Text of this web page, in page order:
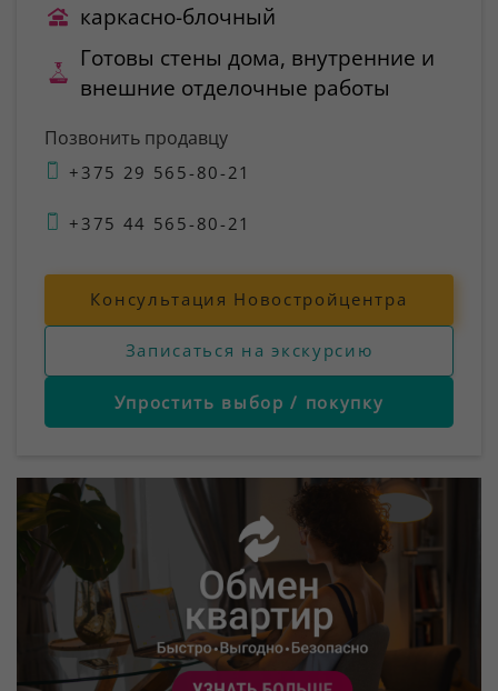
каркасно-блочный
Готовы стены дома, внутренние и
внешние отделочные работы
Позвонить продавцу
+375 29 565-80-21
+375 44 565-80-21
Консультация Новостройцентра
Записаться на экскурсию
Упростить выбор / покупку